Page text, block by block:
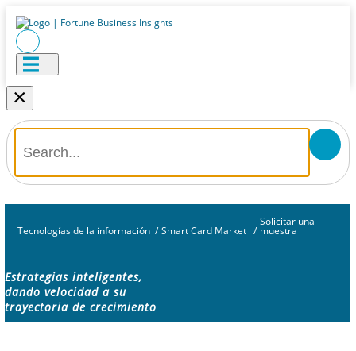
×
Tecnologías de la información / Smart Card Market /
Solicitar una
muestra
Estrategias inteligentes,
dando velocidad a su
trayectoria de crecimiento